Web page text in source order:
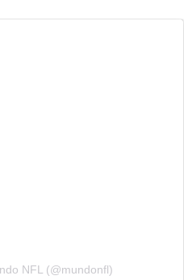
NFL (@mundonfl)